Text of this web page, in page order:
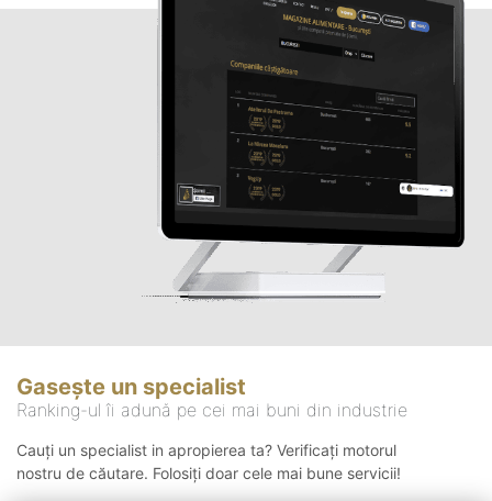
Gasește un specialist
Ranking-ul îi adună pe cei mai buni din industrie
Cauți un specialist in apropierea ta? Verificați motorul
nostru de căutare. Folosiți doar cele mai bune servicii!